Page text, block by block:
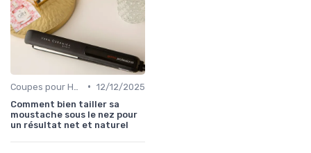
• 12/12/2025
Comment bien tailler sa
moustache sous le nez pour
un résultat net et naturel